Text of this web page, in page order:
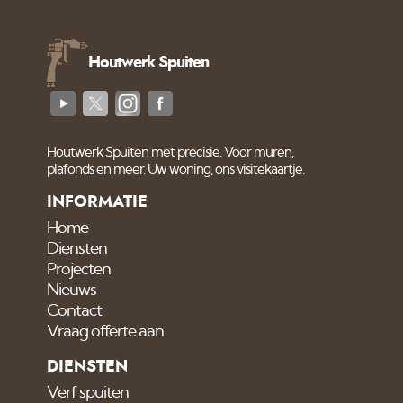
Houtwerk Spuiten
Houtwerk Spuiten met precisie. Voor muren,
plafonds en meer. Uw woning, ons visitekaartje.
INFORMATIE
Home
Diensten
Projecten
Nieuws
Contact
Vraag offerte aan
DIENSTEN
Verf spuiten